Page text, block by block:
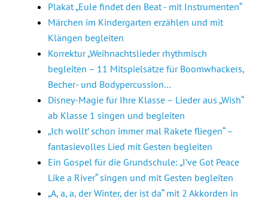
Plakat „Eule findet den Beat - mit Instrumenten“
Märchen im Kindergarten erzählen und mit
Klängen begleiten
Korrektur „Weihnachtslieder rhythmisch
begleiten – 11 Mitspielsätze für Boomwhackers,
Becher- und Bodypercussion…
Disney-Magie für Ihre Klasse – Lieder aus „Wish“
ab Klasse 1 singen und begleiten
„Ich wollt’ schon immer mal Rakete fliegen“ –
fantasievolles Lied mit Gesten begleiten
Ein Gospel für die Grundschule: „I’ve Got Peace
Like a River“ singen und mit Gesten begleiten
„A, a, a, der Winter, der ist da“ mit 2 Akkorden in